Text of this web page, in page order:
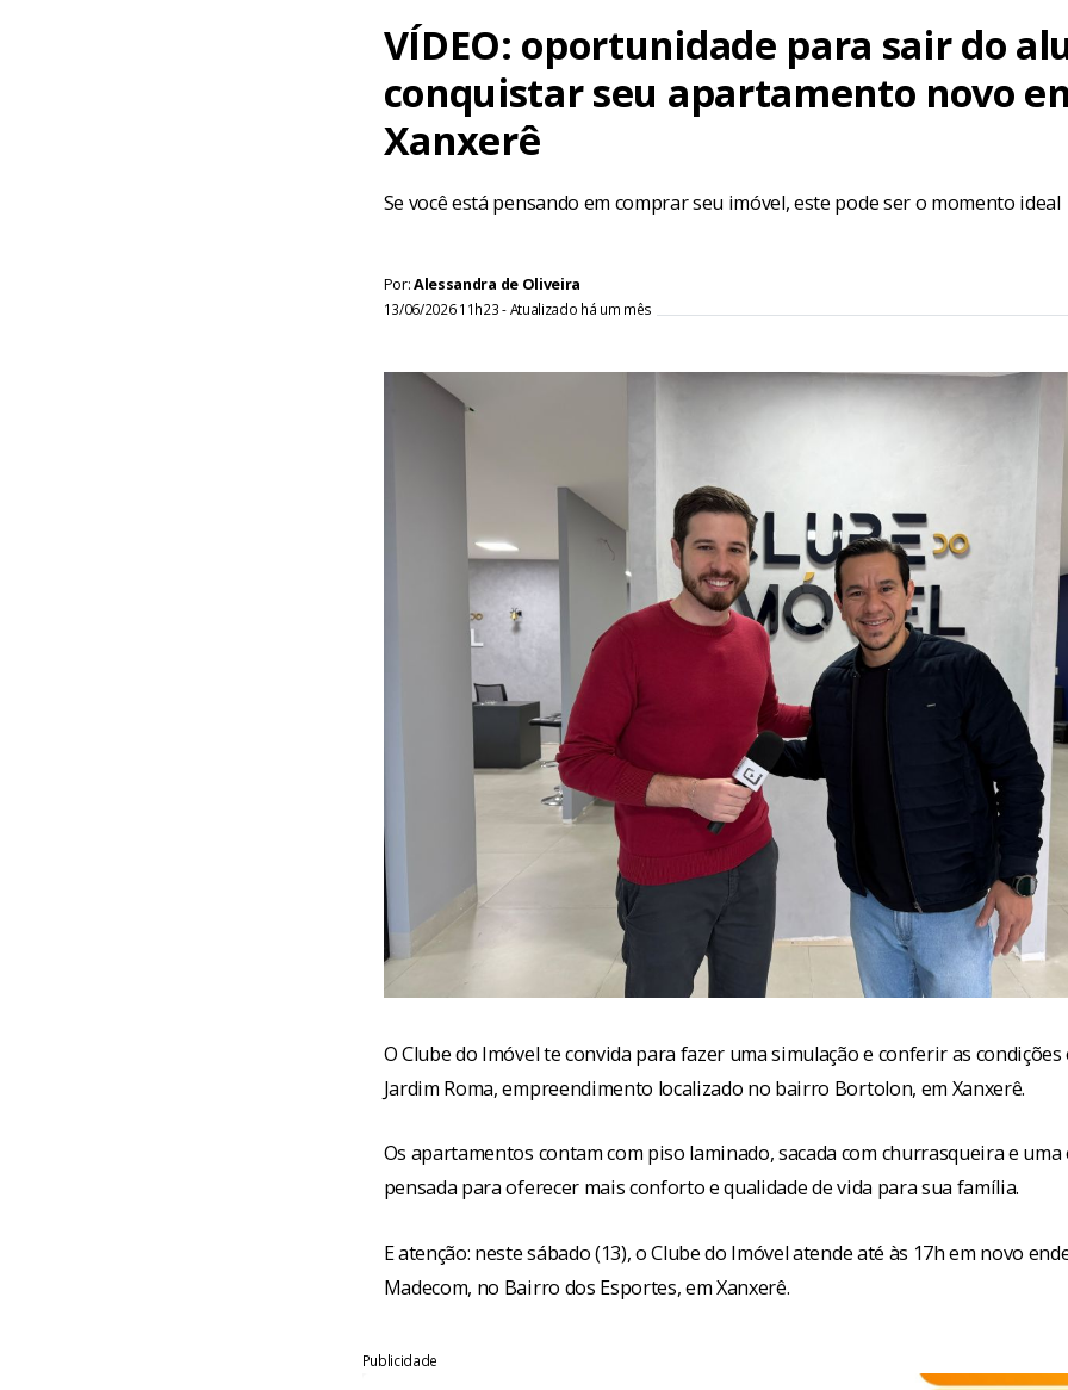
VÍDEO: oportunidade para sair do
conquistar seu apartamento novo
Xanxerê
Se você está pensando em comprar seu imóvel, este pode ser o momento ideal
Por:Alessandra de Oliveira
13/06/2026 11h23 - Atualizado há um mês
O Clube do Imóvel te convida para fazer uma simulação e conferir as
Jardim Roma, empreendimento localizado no bairro Bortolon, em Xanxerê.
Os apartamentos contam com piso laminado, sacada com churrasqueira e
pensada para oferecer mais conforto e qualidade de vida para sua família.
E atenção: neste sábado (13), o Clube do Imóvel atende até às 17h em novo
Madecom, no Bairro dos Esportes, em Xanxerê.
Publicidade